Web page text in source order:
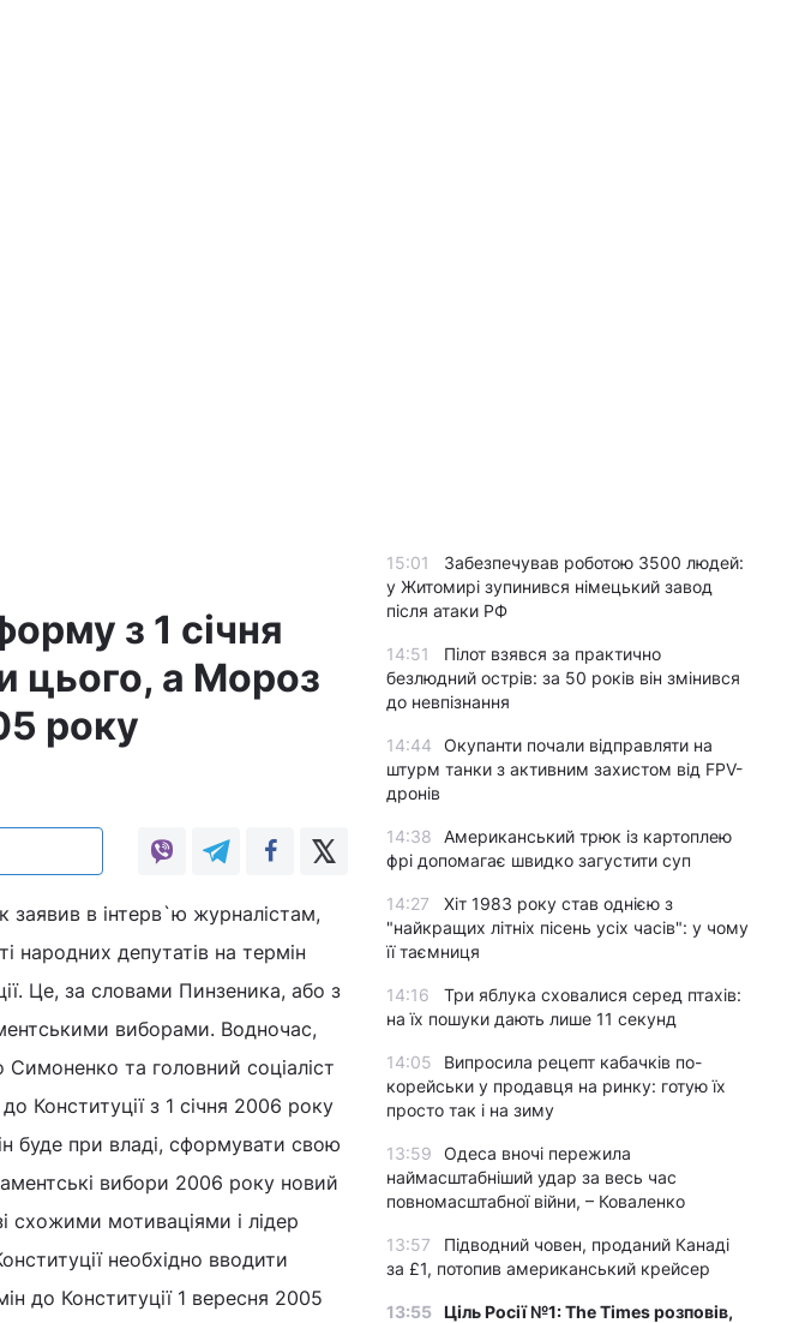
з 1 січня
цього, а Мороз
року
заявив в інтерв`ю журналістам,
народних депутатів на термін
Це, за словами Пинзеника, або з
виборами. Водночас,
та головний соціаліст
Конституції з 1 січня 2006 року
буде при владі, сформувати свою
вибори 2006 року новий
схожими мотиваціями і лідер
необхідно вводити
до Конституції 1 вересня 2005
15:01
Забезпечував роботою 3500 людей:
у Житомирі зупинився німецький завод
після атаки РФ
14:51
Пілот взявся за практично
безлюдний острів: за 50 років він змінився
до невпізнання
14:44
Окупанти почали відправляти на
штурм танки з активним захистом від FPV-
дронів
14:38
Американський трюк із картоплею
фрі допомагає швидко загустити суп
14:27
Хіт 1983 року став однією з
"найкращих літніх пісень усіх часів": у чому
її таємниця
14:16
Три яблука сховалися серед птахів:
на їх пошуки дають лише 11 секунд
14:05
Випросила рецепт кабачків по-
корейськи у продавця на ринку: готую їх
просто так і на зиму
13:59
Одеса вночі пережила
наймасштабніший удар за весь час
повномасштабної війни, – Коваленко
13:57
Підводний човен, проданий Канаді
за £1, потопив американський крейсер
13:55 Ціль Росії №1: The Times розповів,